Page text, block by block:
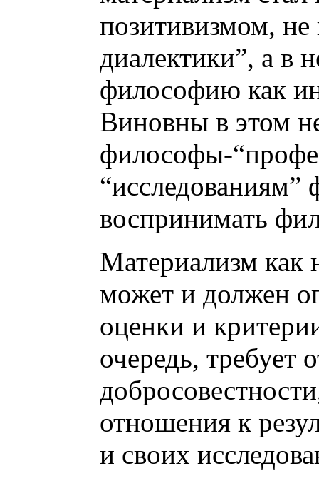
позитивизмом,
диалектики”, а в
философию как
Виновны в этом
философы-
“исследованиям”
воспринимать
Материализм как
может и должен
оценки и
очередь, требует
отношения к
и своих